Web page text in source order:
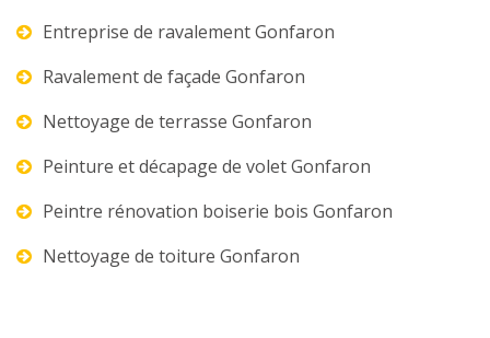
Entreprise de ravalement Gonfaron
Ravalement de façade Gonfaron
Nettoyage de terrasse Gonfaron
Peinture et décapage de volet Gonfaron
Peintre rénovation boiserie bois Gonfaron
Nettoyage de toiture Gonfaron